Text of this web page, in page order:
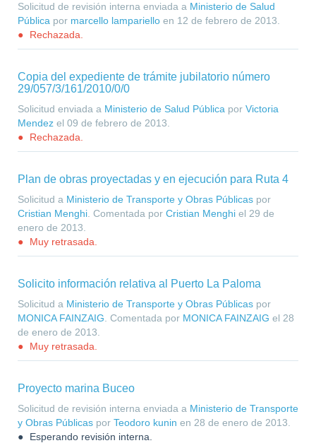
Solicitud de revisión interna enviada a Ministerio de Salud
Pública por marcello lampariello en 12 de febrero de 2013
Rechazada.
Copia del expediente de trámite jubilatorio número
29/057/3/161/2010/0/0
Solicitud enviada a Ministerio de Salud Pública por Victoria
Mendez el 09 de febrero de 2013
Rechazada.
Plan de obras proyectadas y en ejecución para Ruta 4
Solicitud a Ministerio de Transporte y Obras Públicas por
Cristian Menghi . Comentada por Cristian Menghi el 29 de
enero de 2013
Muy retrasada.
Solicito información relativa al Puerto La Paloma
Solicitud a Ministerio de Transporte y Obras Públicas por
MONICA FAINZAIG . Comentada por MONICA FAINZAIG el 28
de enero de 2013
Muy retrasada.
Proyecto marina Buceo
Solicitud de revisión interna enviada a Ministerio de Transporte
y Obras Públicas por Teodoro kunin en 28 de enero de 2013
Esperando revisión interna.